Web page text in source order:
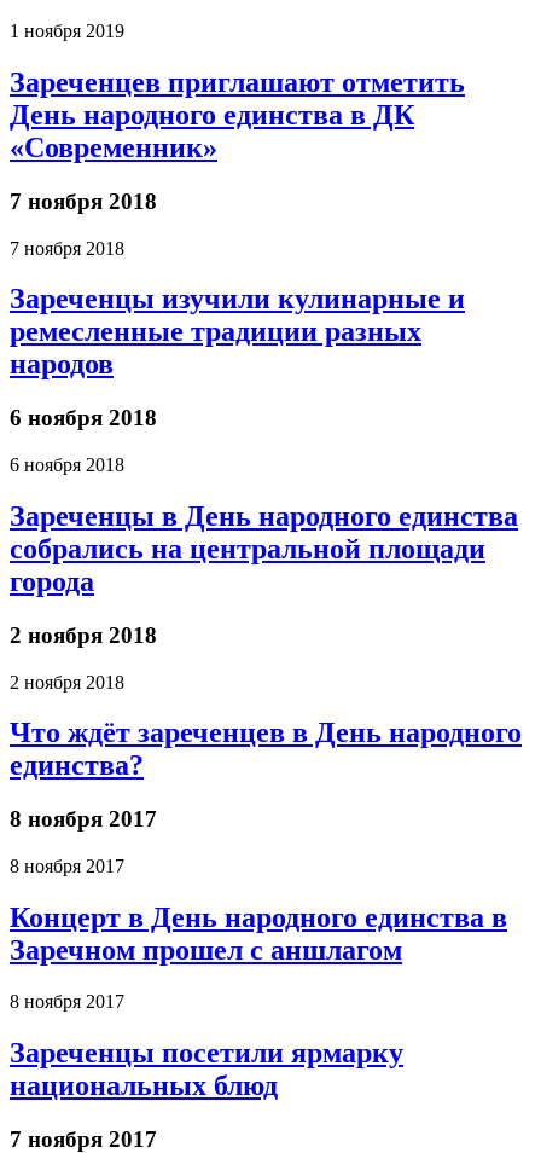
1 ноября 2019
Зареченцев приглашают отметить
День народного единства в ДК
«Современник»
7 ноября 2018
7 ноября 2018
Зареченцы изучили кулинарные и
ремесленные традиции разных
народов
6 ноября 2018
6 ноября 2018
Зареченцы в День народного единства
собрались на центральной площади
города
2 ноября 2018
2 ноября 2018
Что ждёт зареченцев в День народного
единства?
8 ноября 2017
8 ноября 2017
Концерт в День народного единства в
Заречном прошел с аншлагом
8 ноября 2017
Зареченцы посетили ярмарку
национальных блюд
7 ноября 2017